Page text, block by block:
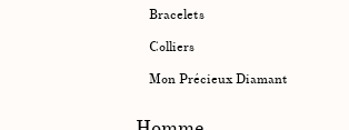
Bracelets
Colliers
Mon Précieux Diamant